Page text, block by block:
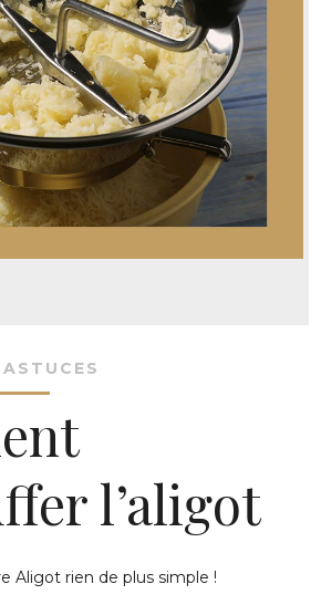
l’aligot
Aligot rien de plus simple !